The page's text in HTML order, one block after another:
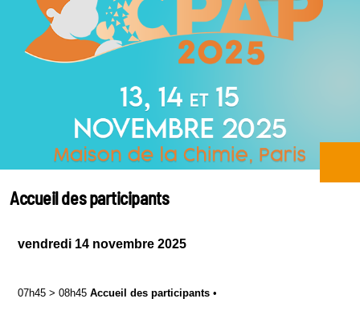
Accueil des participants
vendredi 14 novembre 2025
07h45 > 08h45 Accueil des participants •